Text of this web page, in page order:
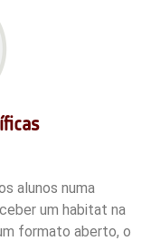
alunos numa
um habitat na
formato aberto, o